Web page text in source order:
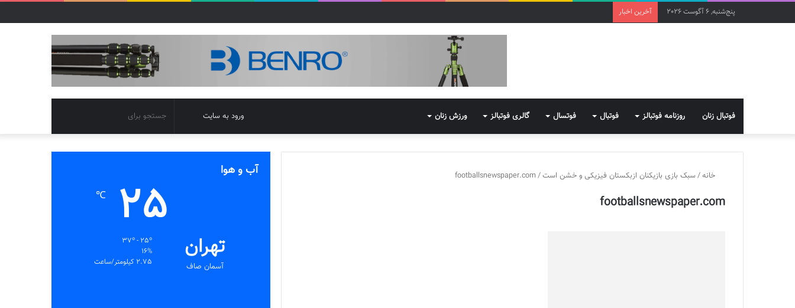
پنج‌شنبه, 6 آگوست 2026 آخرین اخبار
فوتبال زنان روزنامه فوتبالز فوتبال فوتسال گالری فوتبالز ورزش زنان
برای
تغییر
پوسته
ورود به سایت
خانه/سبک بازی بازیکنان ازبکستان فیزیکی و خشن است/
footballsnewspaper.com
footballsnewspaper.com
آب و هوا
تهران
آسمان صاف
25
℃
16%
2.75 کیلومتر/ساعت